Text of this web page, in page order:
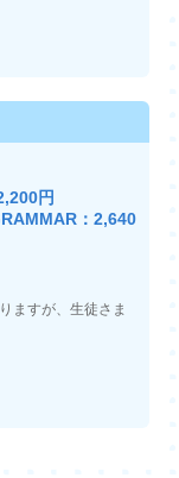
円
：2,640
ますが、生徒さま